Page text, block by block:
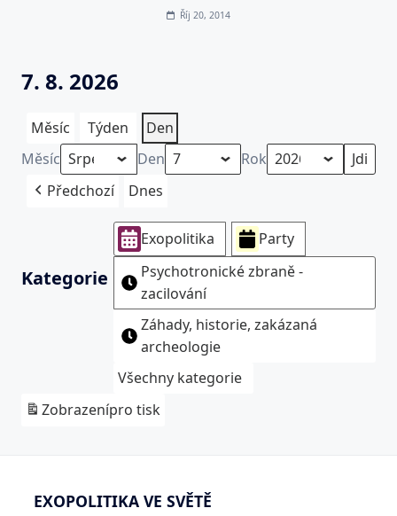
Říj 20, 2014
7. 8. 2026
Měsíc Týden
Den
Měsíc
Den
Rok
Předchozí
Dnes
Kategorie
Exopolitika
Party
Psychotronické zbraně -
zacilování
Záhady, historie, zakázaná
archeologie
Všechny kategorie
Zobrazenípro tisk
EXOPOLITIKA VE SVĚTĚ